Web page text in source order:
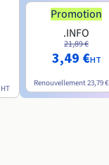
HT
Promotion
.INFO
21,89 €
3,49 €HT
Renouvellement23,79 €